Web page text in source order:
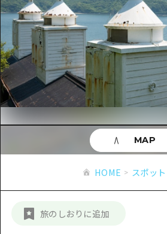
おすすめ
アート
イベント・祭り
グルメ・酒
サイクリング
ショッピング
スポーツ
ナイトライフ
モデルコース一覧
Dive! Hiroshima
広島もしもトラベ
あたらしい非日常
広島市周辺
安芸
備北
芸北
スポット・体験
スポット・体験一
広島市周辺
安芸
備後
備北
芸北
山口県東部
イベント
旬情報
お役立ち情報
お役立ち情報一覧
アクセス
新着情報
HOME スポット
旅のしおりに追加
MAP